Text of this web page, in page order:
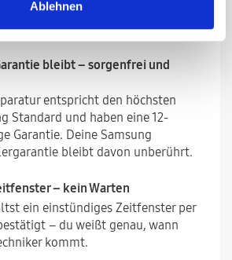
Ablehnen
– die meisten Reparaturen
als 60 Minuten.
bleibt – sorgenfrei und
entspricht den höchsten
Standard und haben eine 12-
Garantie. Deine Samsung
bleibt davon unberührt.
– kein Warten
ein einstündiges Zeitfenster per
– du weißt genau, wann
kommt.